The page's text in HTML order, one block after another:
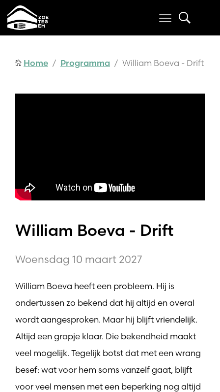
Home / Programma / William Boeva - Drift
William Boeva - Drift
Woensdag 10 maart 2027
William Boeva heeft een probleem. Hij is
ondertussen zo bekend dat hij altijd en overal
wordt aangesproken. Maar hij blijft vriendelijk.
Altijd een grapje klaar. Die bekendheid maakt
veel mogelijk. Tegelijk botst dat met een wrang
besef: wat voor hem soms vanzelf gaat, blijft
voor veel mensen met een beperking nog altijd